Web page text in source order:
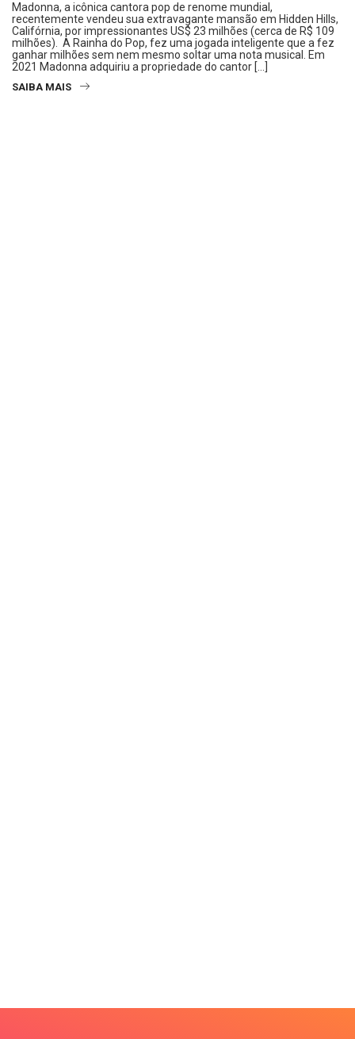
Madonna, a icônica cantora pop de renome mundial,
recentemente vendeu sua extravagante mansão em Hidden Hills,
Califórnia, por impressionantes US$ 23 milhões (cerca de R$ 109
milhões). A Rainha do Pop, fez uma jogada inteligente que a fez
ganhar milhões sem nem mesmo soltar uma nota musical. Em
2021 Madonna adquiriu a propriedade do cantor […]
SAIBA MAIS